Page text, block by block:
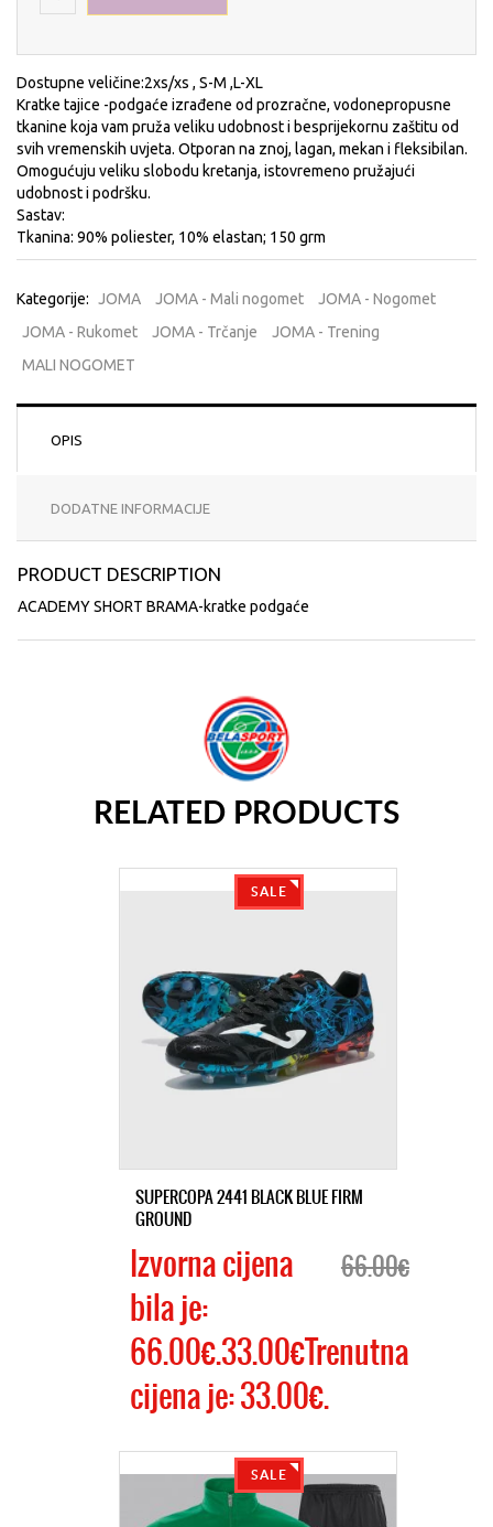
Dostupne veličine:2xs/xs , S-M ,L-XL
Kratke tajice -podgaće izrađene od prozračne, vodonepropusne
tkanine koja vam pruža veliku udobnost i besprijekornu zaštitu od
svih vremenskih uvjeta. Otporan na znoj, lagan, mekan i fleksibilan.
Omogućuju veliku slobodu kretanja, istovremeno pružajući
udobnost i podršku.
Sastav:
Tkanina: 90% poliester, 10% elastan; 150 grm
Kategorije: JOMA JOMA - Mali nogomet
JOMA - Nogomet
JOMA - Rukomet
JOMA - Trčanje
JOMA - Trening
MALI NOGOMET
OPIS
DODATNE INFORMACIJE
PRODUCT DESCRIPTION
ACADEMY SHORT BRAMA-kratke podgaće
RELATED PRODUCTS
SALE
SUPERCOPA 2441 BLACK BLUE FIRM
GROUND
66.00€
Izvorna cijena
bila je:
66.00€.33.00€Trenutna
cijena je: 33.00€.
SALE